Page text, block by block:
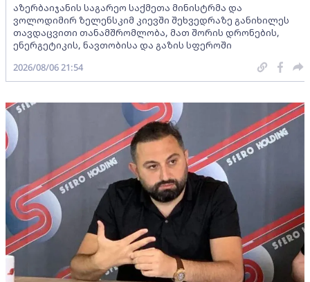
აზერბაიჯანის საგარეო საქმეთა მინისტრმა და
ვოლოდიმირ ზელენსკიმ კიევში შეხვედრაზე განიხილეს
თავდაცვითი თანამშრომლობა, მათ შორის დრონების,
ენერგეტიკის, ნავთობისა და გაზის სფეროში
2026/08/06 21:54